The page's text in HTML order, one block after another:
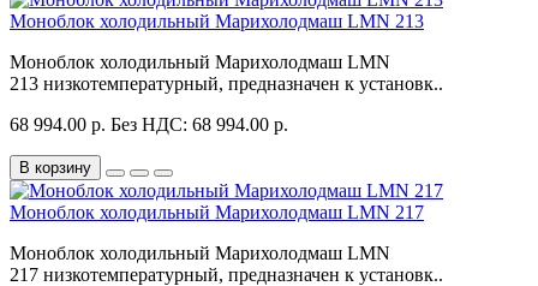
Моноблок холодильный Марихолодмаш LMN 213
Моноблок холодильный Марихолодмаш LMN
213 низкотемпературный, предназначен к установк..
68 994.00 р. Без НДС: 68 994.00 р.
В корзину
Моноблок холодильный Марихолодмаш LMN 217
Моноблок холодильный Марихолодмаш LMN
217 низкотемпературный, предназначен к установк..